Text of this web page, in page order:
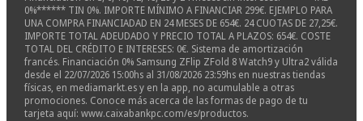
0%****** TIN 0%. IMPORTE MÍNIMO A FINANCIAR 299€. EJEMPLO PARA
UNA COMPRA FINANCIADAD EN 24 MESES DE 654€. 24 CUOTAS DE 27,25€.
IMPORTE TOTAL ADEUDADO Y PRECIO TOTAL A PLAZOS: 654€. COSTE
TOTAL DEL CRÉDITO E INTERESES: 0€. Sistema de amortización
francés. Financiación 0% Samsung ZFlip ZFold 8 Watch9 y Ultra2 válida
desde el 22/07/2026 15:00hs al 31/08/2026 23:59hs en nuestras tiendas
físicas, en mediamarkt.es y en la app, no acumulable a otras
promociones. Conoce más acerca de las formas de pago de tu
tarjeta aquí: www.caixabankpc.com/es/productos.